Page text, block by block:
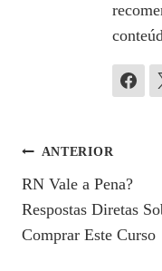
Navegação
De
Post
ANTERIOR
RN Vale a Pena?
Respostas Diretas
Comprar Este Curso